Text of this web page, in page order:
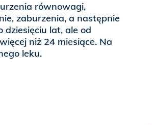
równowagi,
zaburzenia, a następnie
dziesięciu lat, ale od
niż 24 miesiące. Na
leku.